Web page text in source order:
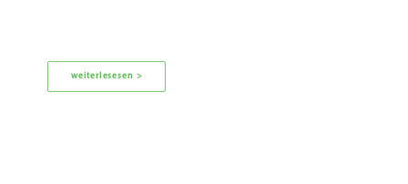
weiterlesesen >